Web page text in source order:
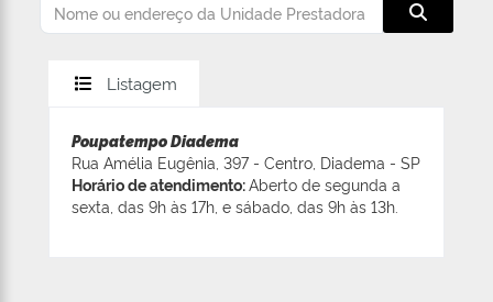
Listagem
Poupatempo Diadema
Rua Amélia Eugênia, 397 - Centro, Diadema - SP
Horário de atendimento:Aberto de segunda a
sexta, das 9h às 17h, e sábado, das 9h às 13h.